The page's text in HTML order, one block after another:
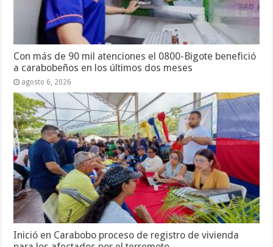
Con más de 90 mil atenciones el 0800-Bigote benefició
a carabobeños en los últimos dos meses
agosto 6, 2026
Inició en Carabobo proceso de registro de vivienda